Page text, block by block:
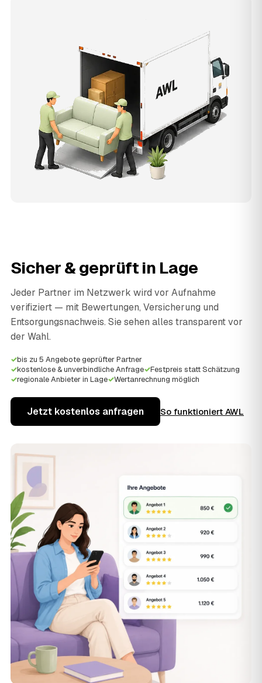
Sicher & geprüft in Lage
Jeder Partner im Netzwerk wird vor Aufnahme
verifiziert — mit Bewertungen, Versicherung und
Entsorgungsnachweis. Sie sehen alles transparent vor
der Wahl.
✓bis zu 5 Angebote geprüfter Partner
✓kostenlose & unverbindliche Anfrage✓Festpreis statt Schätzung
✓regionale Anbieter in Lage✓Wertanrechnung möglich
Jetzt kostenlos anfragen So funktioniert AWL